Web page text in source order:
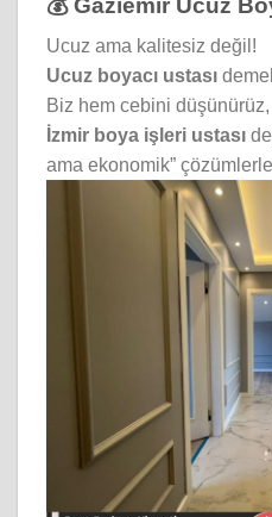
Ucuz ama kalitesiz değil!
Ucuz boyacı ustası
Biz hem cebini düşünürüz,
İzmir boya işleri ustası
ama ekonomik” çözümlerle